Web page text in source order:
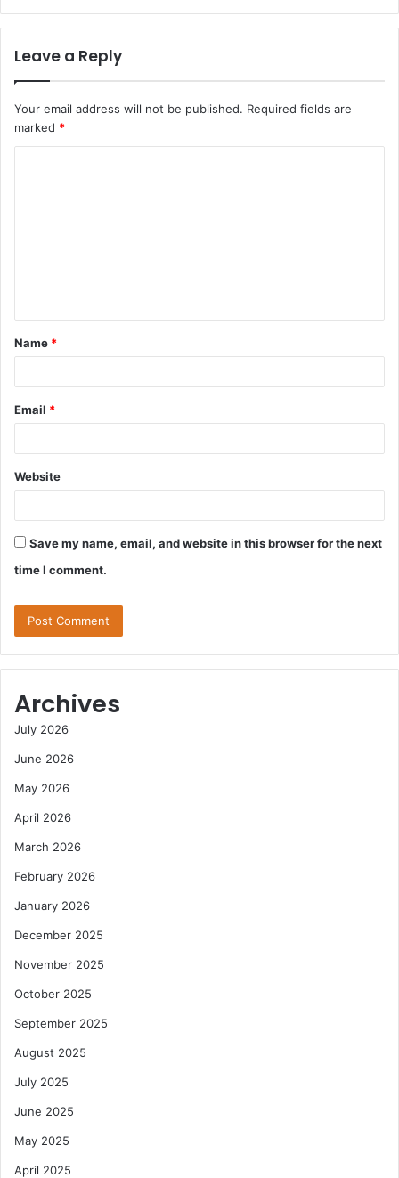
Leave a Reply
Your email address will not be published. Required fields are
marked *
t
*
Name *
Email *
Website
Save my name, email, and website in this browser for the next
time I comment.
Archives
July 2026
June 2026
May 2026
April 2026
March 2026
February 2026
January 2026
December 2025
November 2025
October 2025
September 2025
August 2025
July 2025
June 2025
May 2025
April 2025